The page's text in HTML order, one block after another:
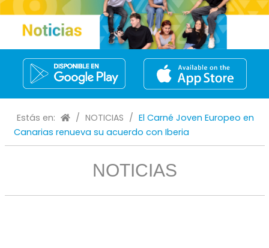
Estás en: / NOTICIAS / El Carné Joven Europeo en
Canarias renueva su acuerdo con Iberia
NOTICIAS